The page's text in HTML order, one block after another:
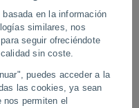
en la información
similares, nos
seguir ofreciéndote
sin coste.
puedes acceder a la
las cookies, ya sean
permiten el
del volcán
Ha
de ceniza que